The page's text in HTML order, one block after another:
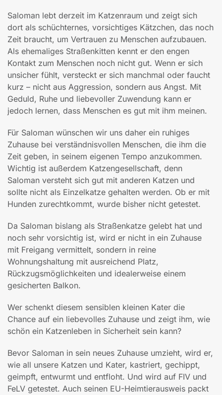
Saloman lebt derzeit im Katzenraum und zeigt sich
dort als schüchternes, vorsichtiges Kätzchen, das noch
Zeit braucht, um Vertrauen zu Menschen aufzubauen.
Als ehemaliges Straßenkitten kennt er den engen
Kontakt zum Menschen noch nicht gut. Wenn er sich
unsicher fühlt, versteckt er sich manchmal oder faucht
kurz – nicht aus Aggression, sondern aus Angst. Mit
Geduld, Ruhe und liebevoller Zuwendung kann er
jedoch lernen, dass Menschen es gut mit ihm meinen.
Für Saloman wünschen wir uns daher ein ruhiges
Zuhause bei verständnisvollen Menschen, die ihm die
Zeit geben, in seinem eigenen Tempo anzukommen.
Wichtig ist außerdem Katzengesellschaft, denn
Saloman versteht sich gut mit anderen Katzen und
sollte nicht als Einzelkatze gehalten werden. Ob er mit
Hunden zurechtkommt, wurde bisher nicht getestet.
Da Saloman bislang als Straßenkatze gelebt hat und
noch sehr vorsichtig ist, wird er nicht in ein Zuhause
mit Freigang vermittelt, sondern in reine
Wohnungshaltung mit ausreichend Platz,
Rückzugsmöglichkeiten und idealerweise einem
gesicherten Balkon.
Wer schenkt diesem sensiblen kleinen Kater die
Chance auf ein liebevolles Zuhause und zeigt ihm, wie
schön ein Katzenleben in Sicherheit sein kann?
Bevor Saloman in sein neues Zuhause umzieht, wird er,
wie all unsere Katzen und Kater, kastriert, gechippt,
geimpft, entwurmt und entfloht. Und wird auf FIV und
FeLV getestet. Auch seinen EU-Heimtierausweis packt